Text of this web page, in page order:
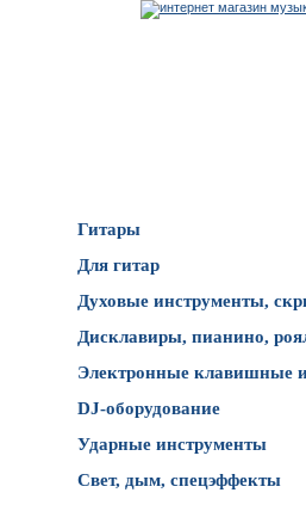
Гитары
Для гитар
Духовые инструменты,
Дисклавиры, пианино,
Электронные клавишные
DJ-оборудование
Ударные инструменты
Свет, дым, спецэффекты